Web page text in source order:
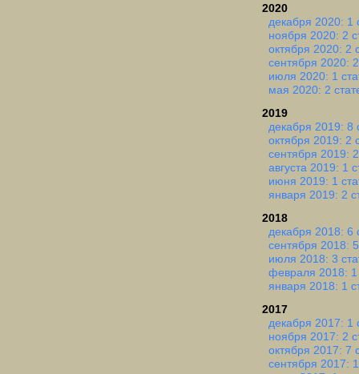
2020
декабря 2020: 1
ноября 2020: 2
октября 2020: 2
сентября 2020:
июля 2020: 1
мая 2020: 2
2019
декабря 2019: 8
октября 2019: 2
сентября 2019:
августа 2019: 1
июня 2019: 1
января 2019: 2
2018
декабря 2018: 6
сентября 2018:
июля 2018: 3
февраля 2018: 1
января 2018: 1
2017
декабря 2017: 1
ноября 2017: 2
октября 2017: 7
сентября 2017: